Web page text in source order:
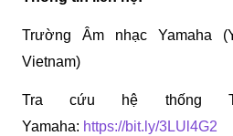
Trường Âm nhạc Yamaha
Vietnam)
Tra cứu hệ thống
Yamaha: https://bit.ly/3LUl4G2